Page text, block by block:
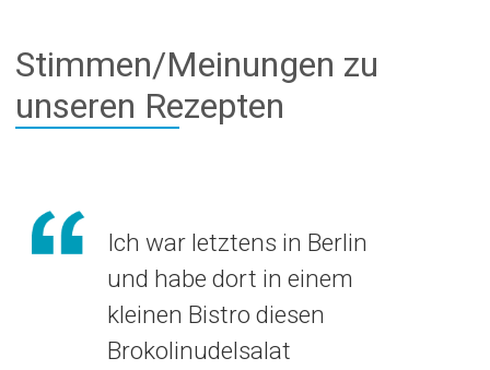
Stimmen/Meinungen zu
unseren Rezepten
Ich war letztens in Berlin
und habe dort in einem
kleinen Bistro diesen
Brokolinudelsalat